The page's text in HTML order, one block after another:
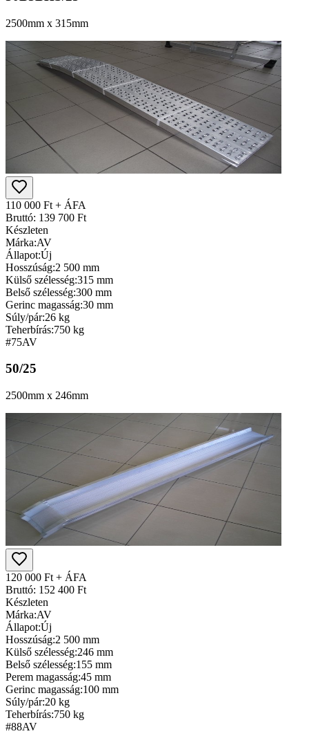
2500mm x 315mm
110 000 Ft + ÁFA
Bruttó: 139 700 Ft
Készleten
Márka:AV
Állapot:Új
Hosszúság:2 500 mm
Külső szélesség:315 mm
Belső szélesség:300 mm
Gerinc magasság:30 mm
Súly/pár:26 kg
Teherbírás:750 kg
#75AV
50/25
2500mm x 246mm
120 000 Ft + ÁFA
Bruttó: 152 400 Ft
Készleten
Márka:AV
Állapot:Új
Hosszúság:2 500 mm
Külső szélesség:246 mm
Belső szélesség:155 mm
Perem magasság:45 mm
Gerinc magasság:100 mm
Súly/pár:20 kg
Teherbírás:750 kg
#88AV